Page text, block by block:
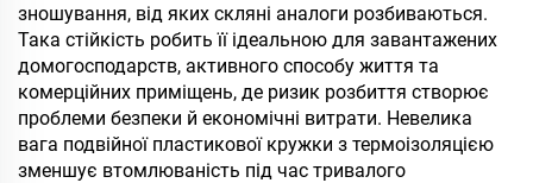
зношування, від яких скляні аналоги розбиваються.
Така стійкість робить її ідеальною для завантажених
домогосподарств, активного способу життя та
комерційних приміщень, де ризик розбиття створює
проблеми безпеки й економічні витрати. Невелика
вага подвійної пластикової кружки з термоізоляцією
зменшує втомлюваність під час тривалого